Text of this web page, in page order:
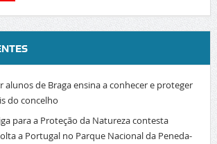
alunos de Braga ensina a conhecer e proteger
do concelho
para a Proteção da Natureza contesta
a Portugal no Parque Nacional da Peneda-